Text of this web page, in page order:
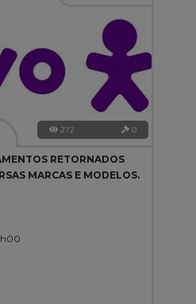
272 0
RETORNADOS
MARCAS E MODELOS.